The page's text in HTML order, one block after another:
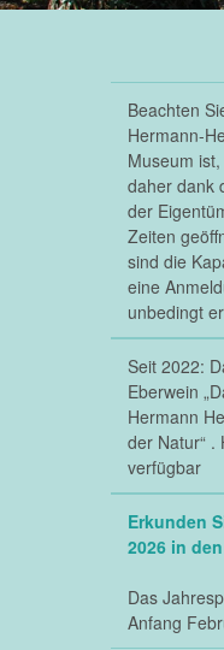
Beachten
Hermann-
Museum
daher dank
der
Zeiten
sind die
eine
unbedingt
Seit 2022:
Eberwein
Hermann
der Natur“ .
verfügbar
Erkunden
2026 in
Das
Anfang